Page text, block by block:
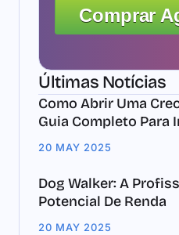
Comprar
Últimas Notícias
Como Abrir Uma
Guia Completo Para
20 MAY 2025
Dog Walker: A
Potencial De Renda
20 MAY 2025